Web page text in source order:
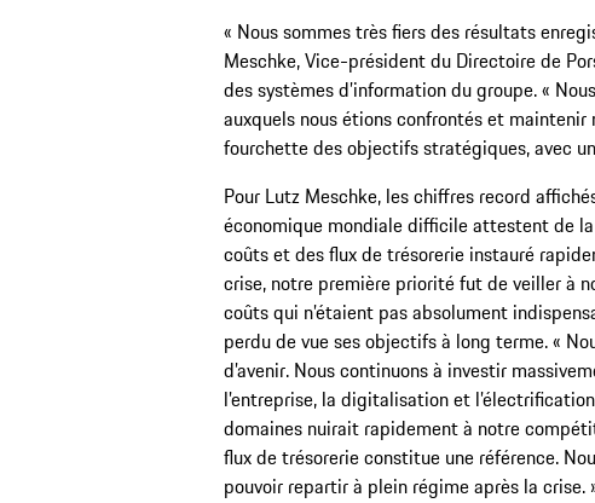
« Nous sommes très fiers des résultats
Meschke, Vice-président du Directoire de
des systèmes d’information du groupe. «
auxquels nous étions confrontés et
fourchette des objectifs stratégiques, avec
Pour Lutz Meschke, les chiffres record
économique mondiale difficile attestent de
coûts et des flux de trésorerie instauré
crise, notre première priorité fut de veiller à
coûts qui n’étaient pas absolument
perdu de vue ses objectifs à long terme. «
d’avenir. Nous continuons à investir
l’entreprise, la digitalisation et
domaines nuirait rapidement à notre
flux de trésorerie constitue une référence.
pouvoir repartir à plein régime après la crise.